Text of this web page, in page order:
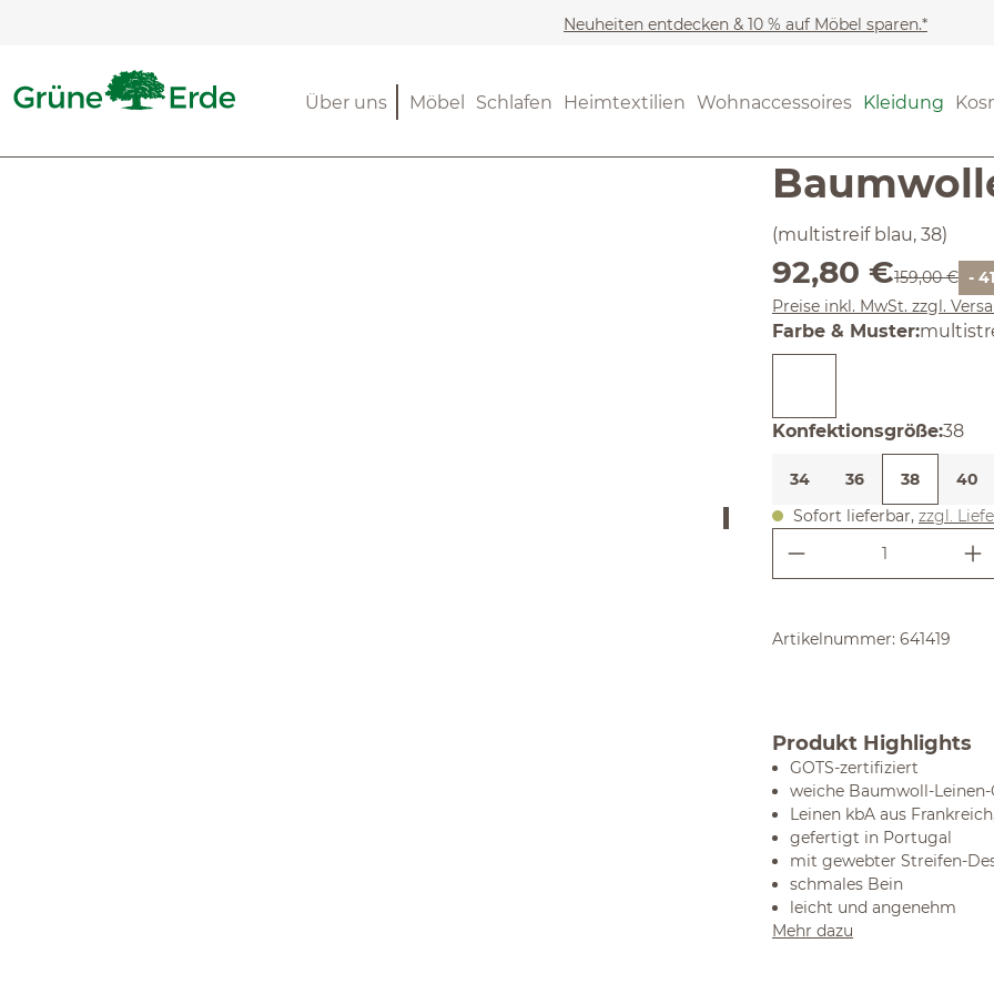
Neuheiten entdecken & 10 % auf Möbel sparen.*
Möbel Schlafen Heimtextilien Wohnaccessoires Kleidung
Über uns
Noch keine Bewertungen
(multistreif blau, 38)
Verkaufspreis:
92,80 €Regulärer
159,00 € -
Preise inkl. MwSt. zzgl.
Farbe & Muster:
Konfektionsgröße:38
34 36 38 40
Sofort lieferbar, zzgl.
Produkt
Artikelnummer: 641419
Produkt Highlights
GOTS-zertifiziert
weiche Baumwoll-
Leinen kbA aus
gefertigt in Portugal
mit gewebter Streifen-
schmales Bein
leicht und angenehm
Mehr dazu